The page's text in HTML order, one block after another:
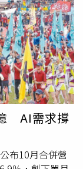
獎勵，實現在
術差距，羅也
Medal of
出最關鍵的技術
合，今年5月輝
晚宴，一直到9
席公開演講的場
過，羅唯仁家世
政治作戰學校校
部司令，羅揚
山則任警務處
AI需求撐
布10月合併營